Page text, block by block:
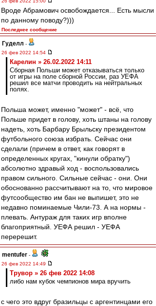
Вроде Абрамович освобождается... Есть мысли
по данному поводу?)))
Последнее сообщение
Гуделл -
26 фев 2022 14:54
Карелин » 26.02.2022 14:11
Сборная Польши может отказываться только
от игры на поле сборной России, раз УЕФА
решил все матчи проводить на нейтральных
полях.
Польша может, именно "может" - всё, что
Польше придет в голову, хоть штаны на голову
надеть, хоть Барбару Брыльску президентом
футбольного союза избрать. Сейчас они
сделали (причем в ответ, как говорят в
определенных кругах, "кинули обратку")
абсолютно здравый ход - воспользовались
правом сильного. Сильные сейчас - они. Они
обоснованно рассчитывают на то, что мировое
футсообщество им бан не выпишет, это не
недавно поминаемые Чили-73. А на нормы -
плевать. Антураж для таких игр вполне
благоприятный. УЕФА решил - УЕФА
перерешит.
mentufer -
26 фев 2022 14:49
Трувор » 26 фев 2022 14:08
либо нам кубок чемпионов мира вручить
с чего это вдруг бразильцы с аргентинцами его